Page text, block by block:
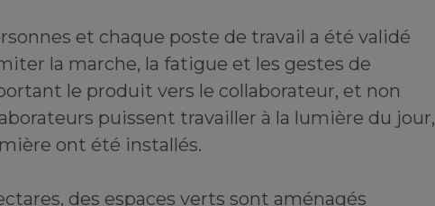
et chaque poste de travail a été validé
la marche, la fatigue et les gestes de
le produit vers le collaborateur, et non
puissent travailler à la lumière du jour,
ont été installés.
des espaces verts sont aménagés